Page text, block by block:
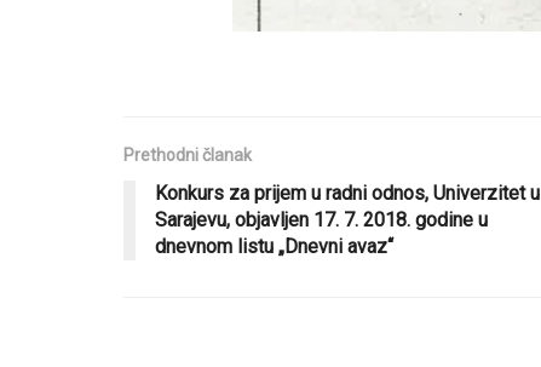
Prethodni članak
Konkurs za prijem u radni odnos, Univerzitet u
Sarajevu, objavljen 17. 7. 2018. godine u
dnevnom listu „Dnevni avaz“